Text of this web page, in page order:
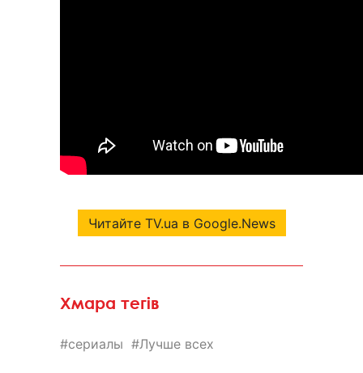
Читайте TV.ua в Google.News
Хмара тегів
сериалы Лучше всех